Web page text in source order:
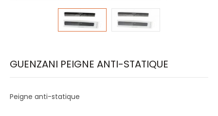
GUENZANI PEIGNE ANTI-STATIQUE
Peigne anti-statique